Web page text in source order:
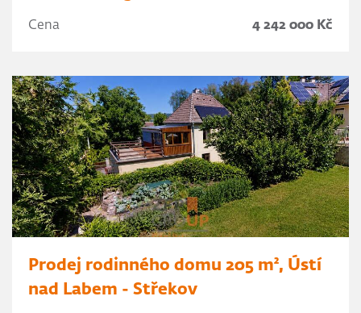
Cena 4 242 000 Kč
Prodej rodinného domu 205 m², Ústí
nad Labem - Střekov